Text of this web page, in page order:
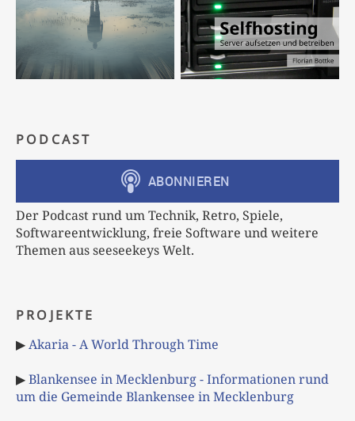
PODCAST
Der Podcast rund um Technik, Retro, Spiele,
Softwareentwicklung, freie Software und weitere
Themen aus seeseekeys Welt.
PROJEKTE
▶Akaria - A World Through Time
▶Blankensee in Mecklenburg - Informationen rund
um die Gemeinde Blankensee in Mecklenburg